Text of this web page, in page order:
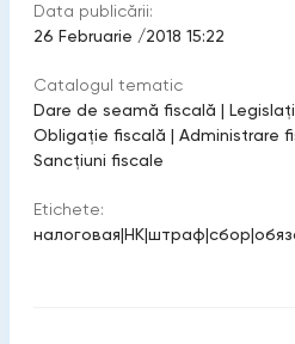
Data publicării:
26 Februarie /2018 15:22
Catalogul tematic
Dare de seamă fiscală |
Obligație fiscală | Administrare
Sancțiuni fiscale
Etichete:
налоговая|НК|штраф|сбор|